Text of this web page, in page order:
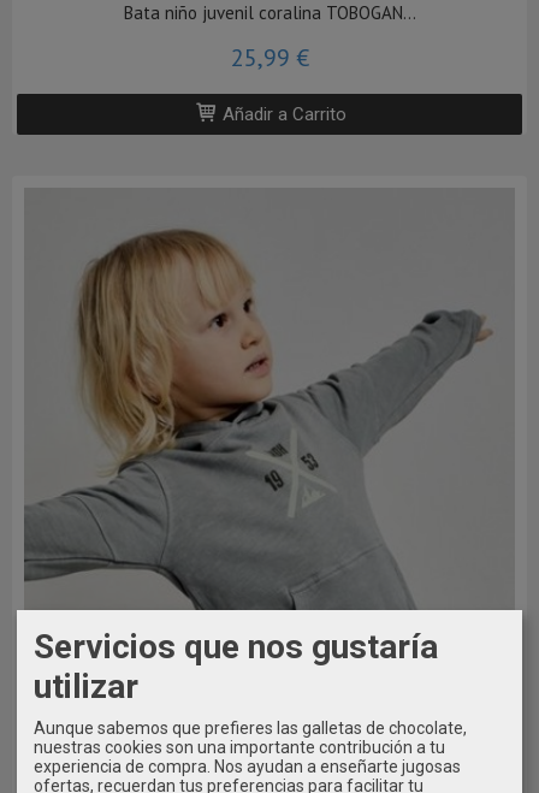
Bata niño juvenil coralina TOBOGAN...
25,99 €
Añadir a Carrito
Servicios que nos gustaría
utilizar
Aunque sabemos que prefieres las galletas de chocolate,
nuestras cookies son una importante contribución a tu
experiencia de compra. Nos ayudan a enseñarte jugosas
ofertas, recuerdan tus preferencias para facilitar tu